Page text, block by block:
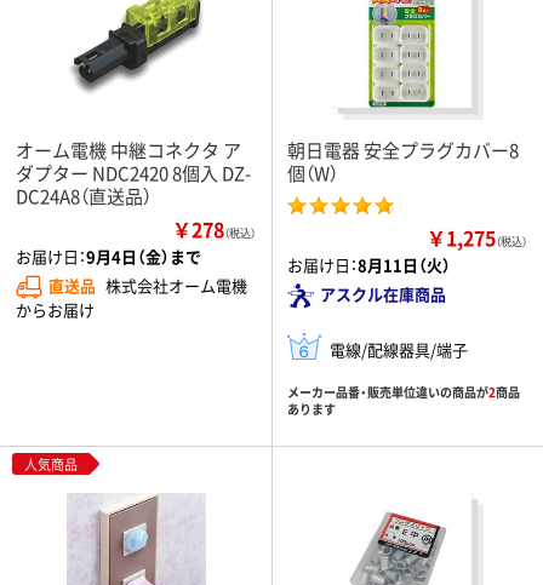
オーム電機 中継コネクタ ア
ダプター NDC2420 8個入 DZ-
DC24A8（直送品）
￥278（税込）
お届け日：9月4日（金）まで
直送品 株式会社オーム電機
からお届け
朝日電器 安全プラグカバー8
個（W）
￥1,275（税込）
お届け日：8月11日（火）
アスクル在庫商品
電線/配線器具/端子
メーカー品番・販売単位違いの商品が2商品
あります
人気商品